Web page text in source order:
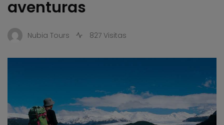
aventuras
Nubia Tours 827 Visitas